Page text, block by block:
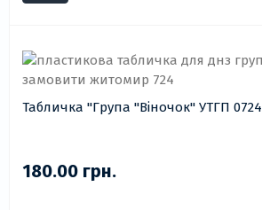
Табличка "Група "Віночок" УТГП 0724
180.00 грн.